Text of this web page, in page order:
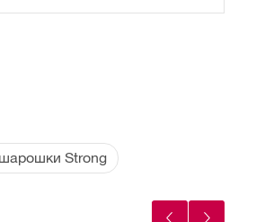
Strong